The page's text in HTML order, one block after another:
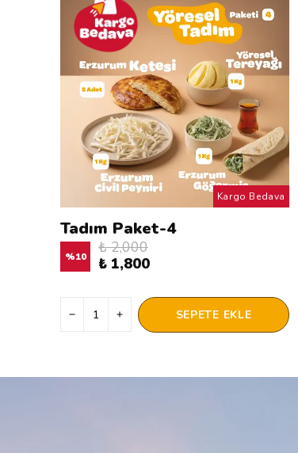
Kargo Bedava
Tadım Paket-4
%10
₺ 2,000
₺ 1,800
SEPETE EKLE